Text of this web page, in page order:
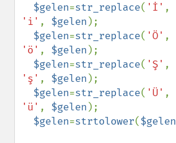
$gelen=str_replace( 'İ'
'i' , $gelen );
$gelen=str_replace( 'Ö'
'ö' , $gelen );
$gelen=str_replace( 'Ş'
'ş' , $gelen );
$gelen=str_replace( 'Ü'
'ü' , $gelen );
$gelen=strtolower($gelen